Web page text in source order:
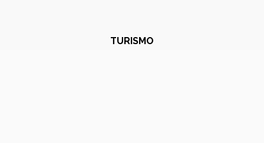
TURISMO